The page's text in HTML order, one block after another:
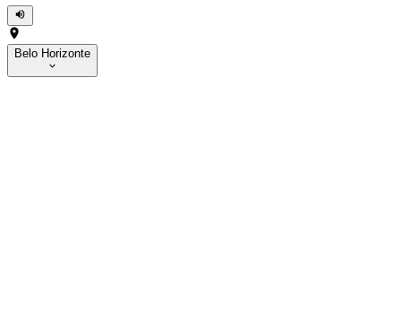
Belo Horizonte